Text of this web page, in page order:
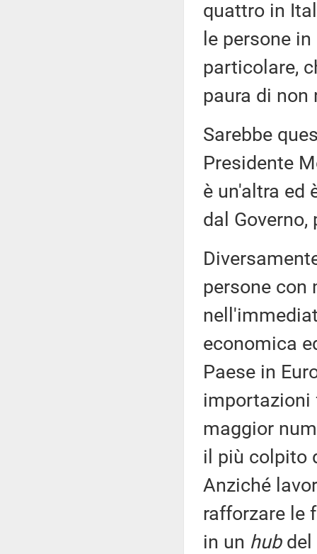
quattro in
le persone
particolare,
paura di non
Sarebbe
Presidente
è un'altra ed
dal
persone con
economica
Paese in
importazioni
maggior
il più colpito
Anziché
rafforzare le
in un hub del